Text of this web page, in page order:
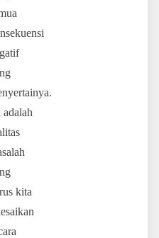
adalah
kita